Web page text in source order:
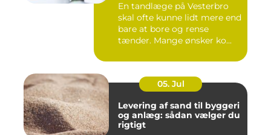
En tandlæge på Vesterbro
skal ofte kunne lidt mere end
bare at bore og rense
tænder. Mange ønsker ko...
05. Jul
Levering af sand til byggeri
og anlæg: sådan vælger du
rigtigt